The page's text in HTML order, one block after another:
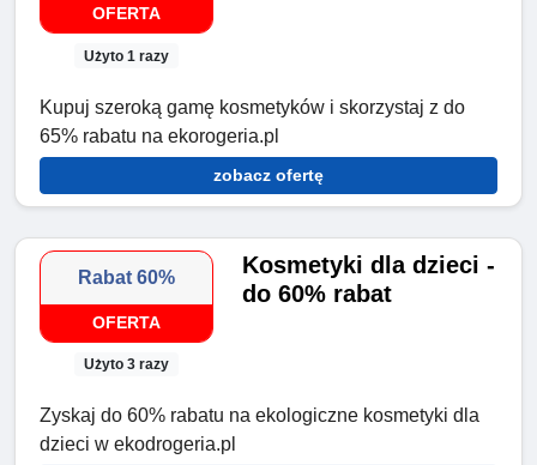
OFERTA
Użyto 1 razy
Kupuj szeroką gamę kosmetyków i skorzystaj z do
65% rabatu na ekorogeria.pl
zobacz ofertę
Rabat 60%
OFERTA
Użyto 3 razy
Kosmetyki dla dzieci -
do 60% rabat
Zyskaj do 60% rabatu na ekologiczne kosmetyki dla
dzieci w ekodrogeria.pl